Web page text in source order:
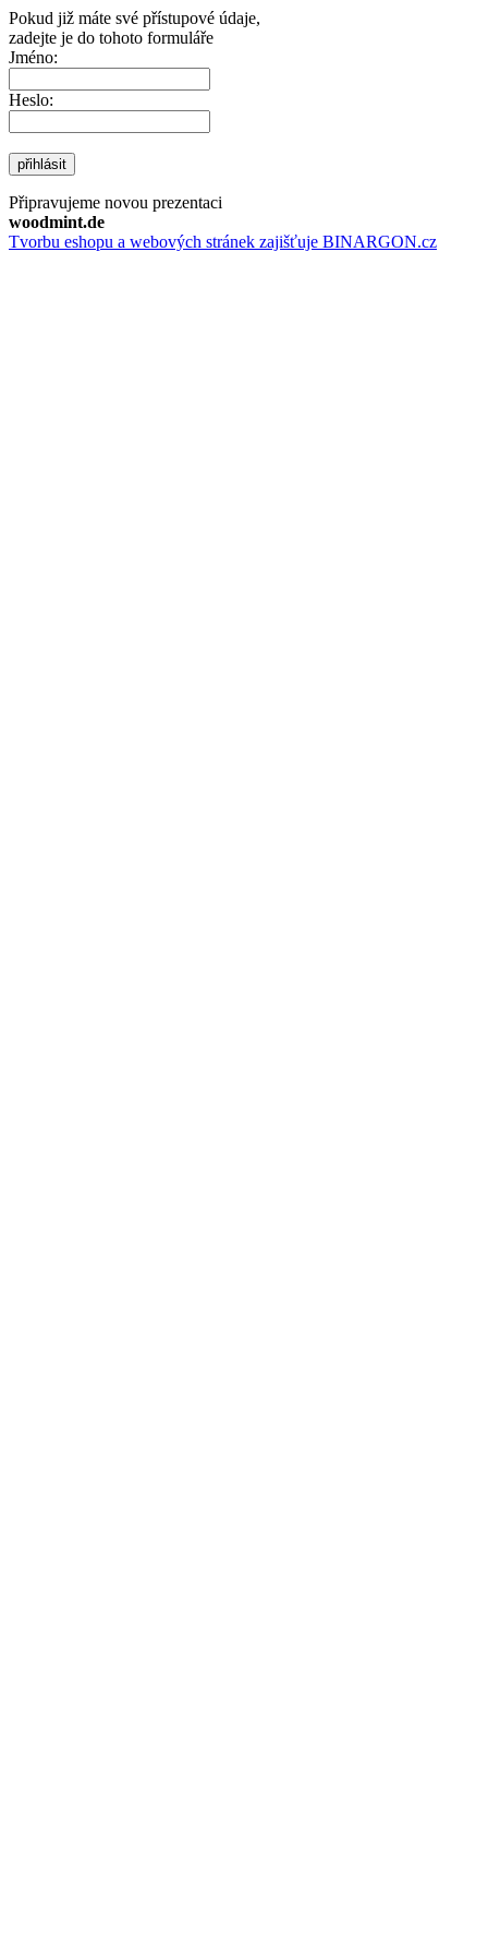
Pokud již máte své přístupové údaje,
zadejte je do tohoto formuláře
Jméno:
Heslo:
přihlásit
Připravujeme novou prezentaci
woodmint.de
Tvorbu eshopu a webových stránek zajišťuje BINARGON.cz